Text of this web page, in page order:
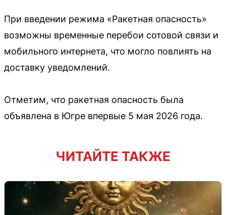
При введении режима «Ракетная опасность»
возможны временные перебои сотовой связи и
мобильного интернета, что могло повлиять на
доставку уведомлений.
Отметим, что ракетная опасность была
объявлена в Югре впервые 5 мая 2026 года.
ЧИТАЙТЕ ТАКЖЕ